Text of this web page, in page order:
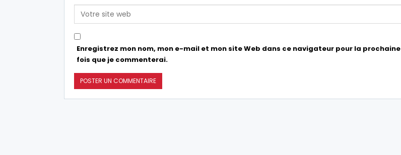
Enregistrez mon nom, mon e-mail et mon site Web dans ce navigateur pour la prochaine
fois que je commenterai.